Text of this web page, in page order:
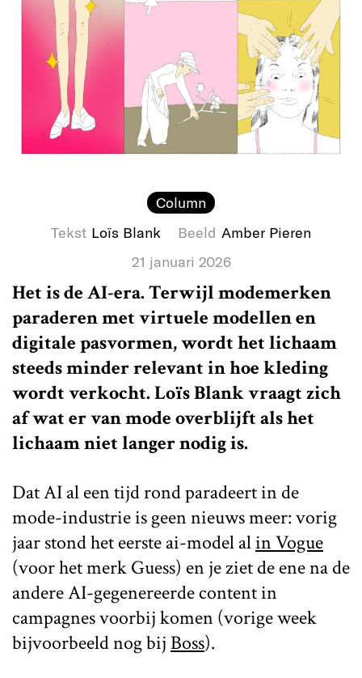
Column
Tekst Loïs Blank Beeld Amber Pieren
21 januari 2026
Het is de AI-era. Terwijl modemerken
paraderen met virtuele modellen en
digitale pasvormen, wordt het lichaam
steeds minder relevant in hoe kleding
wordt verkocht. Loïs Blank vraagt zich
af wat er van mode overblijft als het
lichaam niet langer nodig is.
Dat AI al een tijd rond paradeert in de
mode-industrie is geen nieuws meer: vorig
jaar stond het eerste ai-model alin Vogue
(voor het merk Guess) en je ziet de ene na de
andere AI-gegenereerde content in
campagnes voorbij komen (vorige week
bijvoorbeeld nog bij Boss).